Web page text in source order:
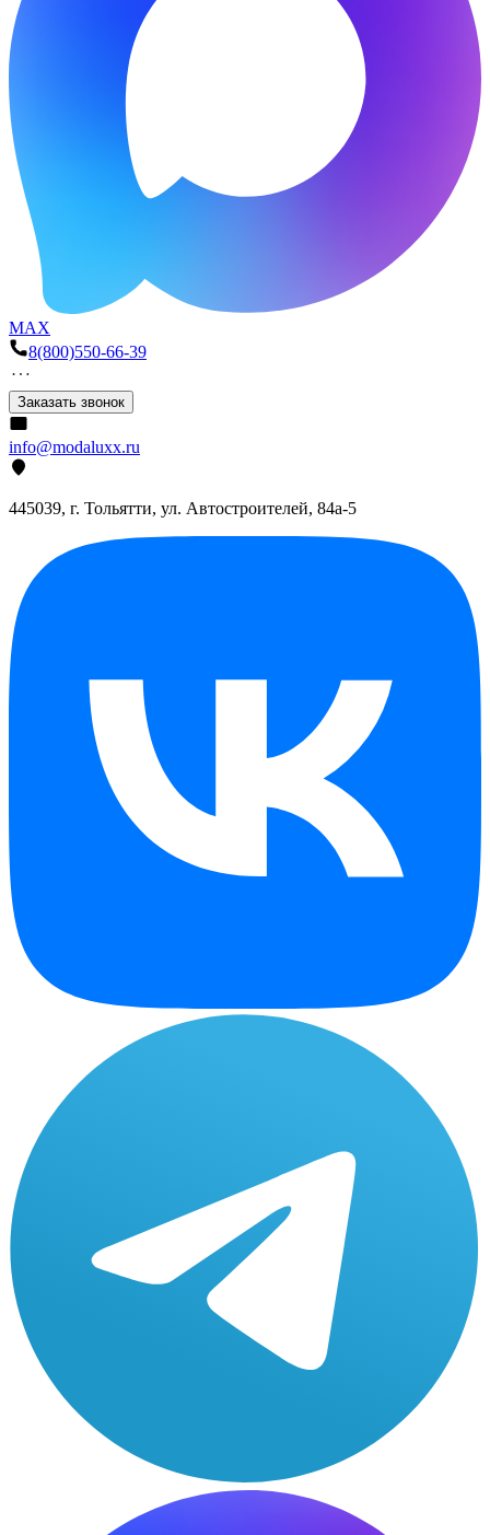
MAX
8(800)550-66-39
Заказать звонок
info@modaluxx.ru
445039, г. Тольятти, ул. Автостроителей, 84а-5